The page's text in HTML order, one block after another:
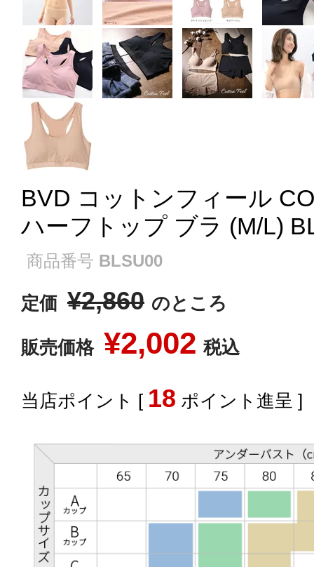
BVD コットンフィール
ハーフトップ ブラ (M/L)
商品番号 BLSU00
定価 ¥2,860 のところ
販売価格 ¥2,002 税込
[ 18 ポイント進呈 ]